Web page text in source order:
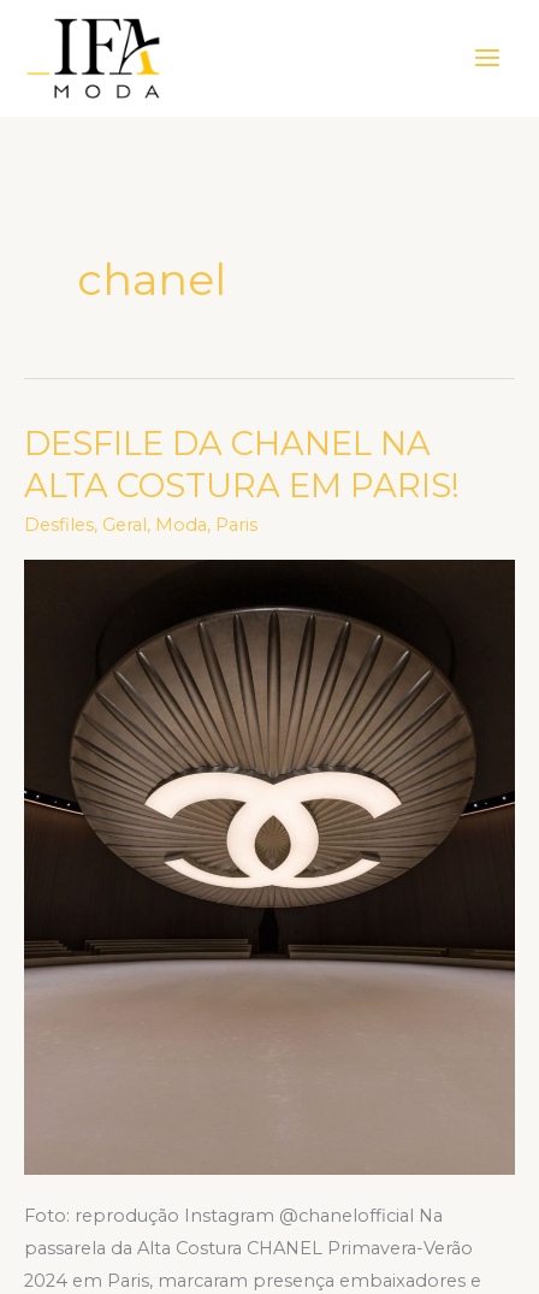
Menu
chanel
DESFILE DA CHANEL NA
ALTA COSTURA EM PARIS!
Desfiles, Geral , Moda, Paris
Foto: reprodução Instagram @chanelofficial Na
passarela da Alta Costura CHANEL Primavera-Verão
2024 em Paris, marcaram presença embaixadores e
DESFILE
DA
CHANEL
NA
ALTA